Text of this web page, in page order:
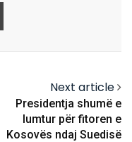
Next article
Presidentja shumë e
lumtur për fitoren e
Kosovës ndaj Suedisë